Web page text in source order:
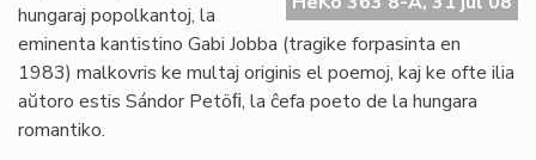
hungaraj popolkantoj, la
eminenta kantistino Gabi Jobba (tragike forpasinta en
1983) malkovris ke multaj originis el poemoj, kaj ke ofte ilia
aŭtoro estis Sándor Petöﬁ, la ĉefa poeto de la hungara
romantiko.